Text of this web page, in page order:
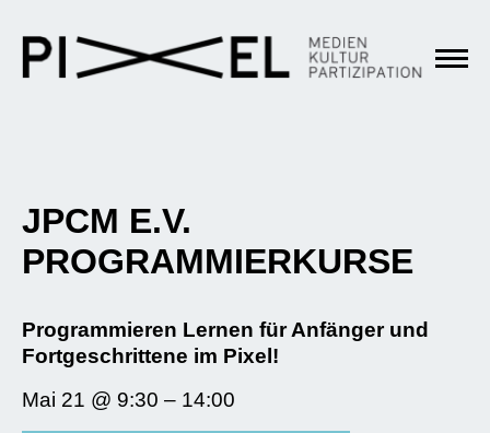
JPCM E.V.
PROGRAMMIERKURSE
Programmieren Lernen für Anfänger und
Fortgeschrittene im Pixel!
Mai 21 @ 9:30 – 14:00